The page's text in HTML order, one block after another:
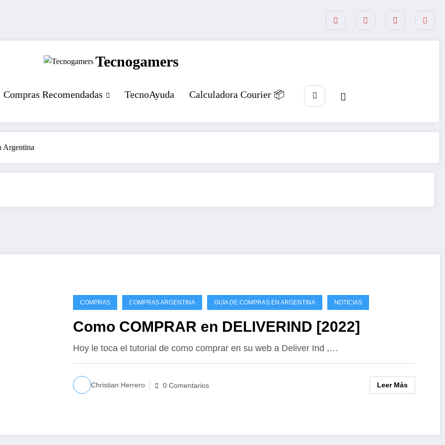
Tecnogamers
Compras Recomendadas TecnoAyuda Calculadora Courier 📦
Argentina
COMPRAS COMPRAS ARGENTINA GUIA DE COMPRAS EN ARGENTINA NOTICIAS
Como COMPRAR en DELIVERIND [2022]
Hoy le toca el tutorial de como comprar en su web a Deliver Ind ,…
Christian Herrero 0 Comentarios Leer Más